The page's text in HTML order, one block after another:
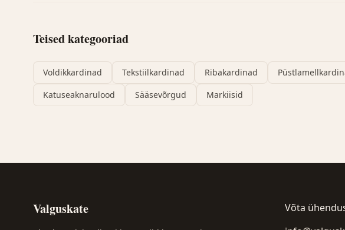
Teised kategooriad
Voldikkardinad Tekstiilkardinad Ribakardinad
Katuseaknarulood
Sääsevõrgud Markiisid
Valguskate
Võta